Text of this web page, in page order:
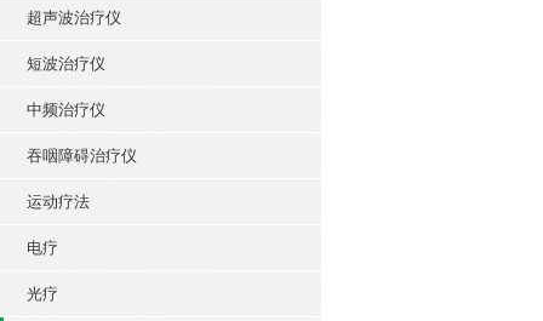
超声波治疗仪
短波治疗仪
中频治疗仪
吞咽障碍治疗仪
运动疗法
电疗
光疗